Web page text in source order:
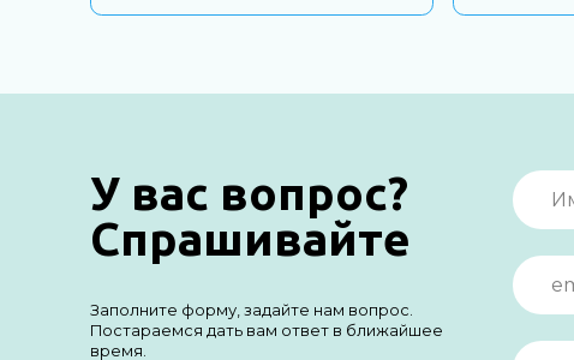
У вас вопрос?
Спрашивайте
Заполните форму, задайте нам вопрос.
Постараемся дать вам ответ в ближайшее
время.